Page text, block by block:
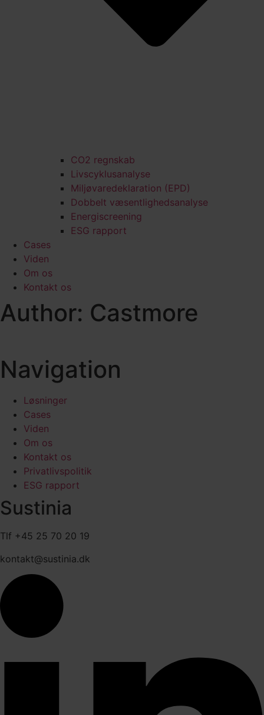
CO2 regnskab
Livscyklusanalyse
Miljøvaredeklaration (EPD)
Dobbelt væsentlighedsanalyse
Energiscreening
ESG rapport
Cases
Viden
Om os
Kontakt os
Author: Castmore
Navigation
Løsninger
Cases
Viden
Om os
Kontakt os
Privatlivspolitik
ESG rapport
Sustinia
Tlf +45 25 70 20 19
kontakt@sustinia.dk